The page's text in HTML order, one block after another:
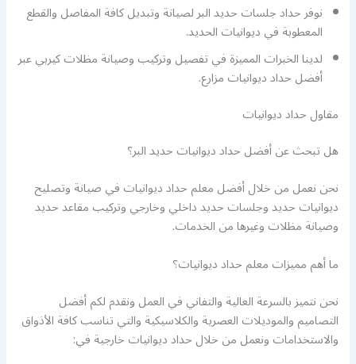
نوفر حداد جلسات حديد البر لصيانة وتبديل كافة المفاصل والقطع
المعطوبة في ديوانيات الحديد.
لدينا الخبرات المميزة في تفصيل وتركيب وصيانة مظلات كيربي عبر
أفضل حداد ديوانيات مزارع.
مقاول حداد ديوانيات
هل تبحث عن أفضل حداد ديوانيات حديد البر؟
نحن نعمل من خلال أفضل معلم حداد ديوانيات في صيانة وتصليح
ديوانيات حديد وجلسات حديد داخلي وخارجي وتركيب مقاعد حديد
وصيانة مظلات وغيرها من الخدمات.
ما أهم مميزات معلم حداد ديوانيات؟
نحن نتميز بالسرعة العالية والتفاني في العمل ونقدم لكم أفضل
التصاميم والموديلات العصرية والكلاسيكية والتي تناسب كافة الأذواق
والاستخدامات ونعمل من خلال حداد ديوانيات خارجية في: